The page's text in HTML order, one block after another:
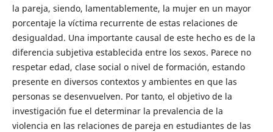
la pareja, siendo, lamentablemente, la mujer en un mayor
porcentaje la víctima recurrente de estas relaciones de
desigualdad. Una importante causal de este hecho es de la
diferencia subjetiva establecida entre los sexos. Parece no
respetar edad, clase social o nivel de formación, estando
presente en diversos contextos y ambientes en que las
personas se desenvuelven. Por tanto, el objetivo de la
investigación fue el determinar la prevalencia de la
violencia en las relaciones de pareja en estudiantes de las